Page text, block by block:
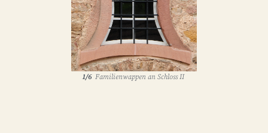
1/6Familienwappen an Schloss II